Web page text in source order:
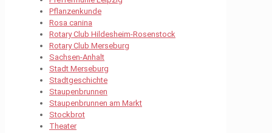
Pflanzenkunde
Rosa canina
Rotary Club Hildesheim-Rosenstock
Rotary Club Merseburg
Sachsen-Anhalt
Stadt Merseburg
Stadtgeschichte
Staupenbrunnen
Staupenbrunnen am Markt
Stockbrot
Theater